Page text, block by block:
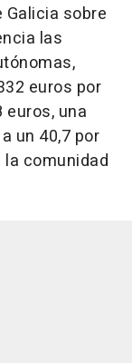
Galicia sobre
las
euros por
una
un 40,7 por
comunidad